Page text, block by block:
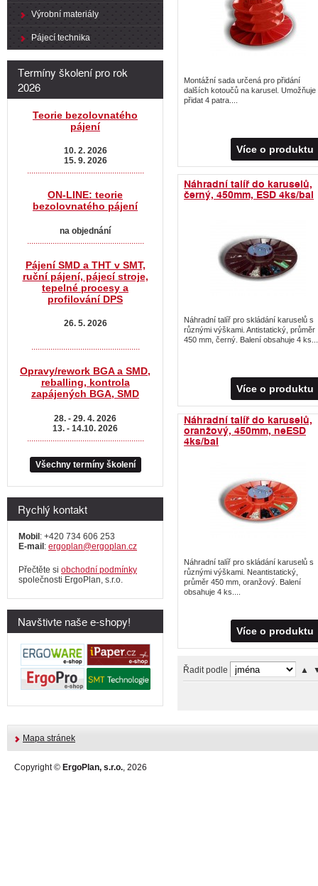
Montážní sada určená pro přidání
dalších kotoučů na karusel. Umožňuje
přidat 4 patra....
Více o produktu
Náhradní talíř do karuselů,
černý, 450mm, ESD 4ks/bal
Náhradní talíř pro skládání karuselů s
různými výškami. Antistatický, průměr
450 mm, černý. Balení obsahuje 4
Více o produktu
Náhradní talíř do karuselů,
oranžový, 450mm, neESD
4ks/bal
Náhradní talíř pro skládání karuselů s
různými výškami. Neantistatický,
průměr 450 mm, oranžový. Balení
obsahuje 4 ks....
Více o produktu
Řadit podle ▲
Výrobní materiály
Pájecí technika
Termíny školení pro rok
2026
Teorie bezolovnatého
pájení
10. 2. 2026
15. 9. 2026
.......................................................
ON-LINE: teorie
bezolovnatého pájení
na objednání
Pájení SMD a THT v SMT,
ruční pájení, pájecí stroje,
tepelné procesy a
profilování DPS
26. 5. 2026
...................................................
Opravy/rework BGA a SMD,
reballing, kontrola
zapájených BGA, SMD
28. - 29. 4. 2026
13. - 14.10. 2026
Všechny termíny školení
Rychlý kontakt
Mobil: +420 734 606 253
E-mail: ergoplan@ergoplan.cz
Přečtěte si obchodní podmínky
společnosti ErgoPlan, s.r.o.
Navštivte naše e-shopy!
Mapa stránek
Copyright © ErgoPlan, s.r.o., 2026